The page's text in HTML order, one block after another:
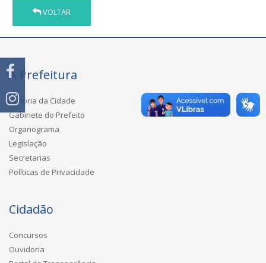
VOLTAR
A Prefeitura
História da Cidade
Gabinete do Prefeito
Organograma
Legislação
Secretarias
Políticas de Privacidade
Cidadão
Concursos
Ouvidoria